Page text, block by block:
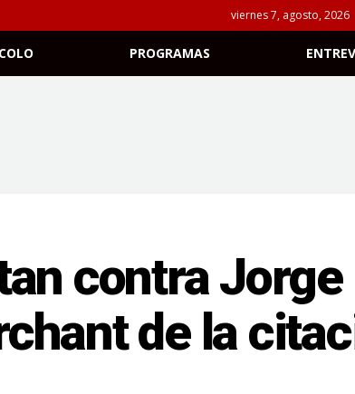
viernes 7, agosto, 2026
PROGRAMAS
contra Jorge
de la